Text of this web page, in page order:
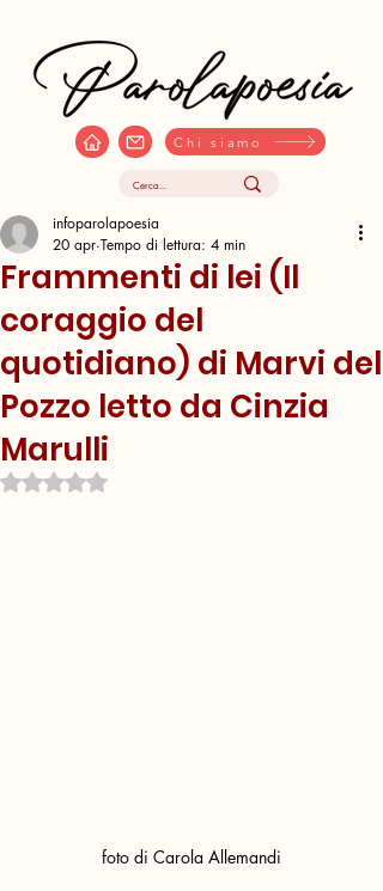
Chi siamo
Frammenti di lei (Il
coraggio del
quotidiano) di Marvi del
Pozzo letto da Cinzia
Marulli
infoparolapoesia
20 apr Tempo di lettura: 4 min
Valutazione NaN stelle su 5.
foto di Carola Allemandi